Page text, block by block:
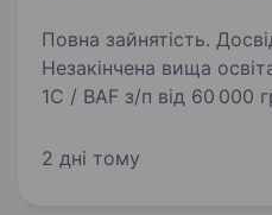
Повна зайнятість.
Незакінчена вища освіта. Вакансія:
1С / BAF з/п від 60 000 грн. Бронювання
на розвиток продукту,
2 дні тому